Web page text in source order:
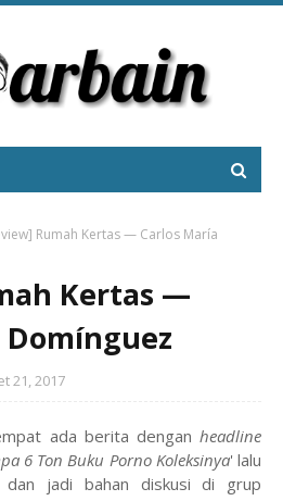
Rumah Kertas — Carlos María
Kertas —
21, 2017
ada berita dengan headline
6 Ton Buku Porno Koleksinya' lalu
dan jadi bahan diskusi di grup